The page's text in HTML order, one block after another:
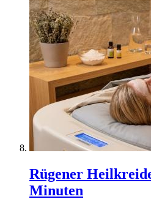
Rügener
Minuten